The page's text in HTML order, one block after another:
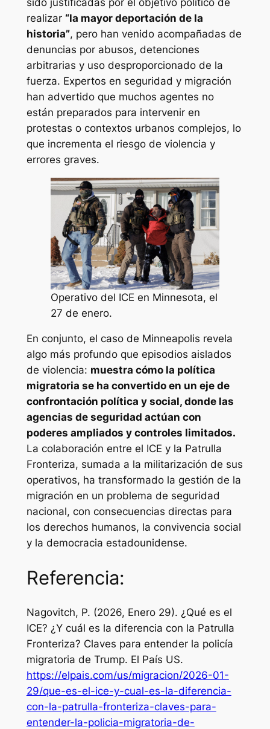
sido justificadas por el objetivo político de
realizar “la mayor deportación de la
historia”, pero han venido acompañadas de
denuncias por abusos, detenciones
arbitrarias y uso desproporcionado de la
fuerza. Expertos en seguridad y migración
han advertido que muchos agentes no
están preparados para intervenir en
protestas o contextos urbanos complejos, lo
que incrementa el riesgo de violencia y
errores graves.
Operativo del ICE en Minnesota, el
27 de enero.
En conjunto, el caso de Minneapolis revela
algo más profundo que episodios aislados
de violencia: muestra cómo la política
migratoria se ha convertido en un eje de
confrontación política y social, donde las
agencias de seguridad actúan con
poderes ampliados y controles limitados.
La colaboración entre el ICE y la Patrulla
Fronteriza, sumada a la militarización de sus
operativos, ha transformado la gestión de la
migración en un problema de seguridad
nacional, con consecuencias directas para
los derechos humanos, la convivencia social
y la democracia estadounidense.
Referencia:
Nagovitch, P. (2026, Enero 29). ¿Qué es el
ICE? ¿Y cuál es la diferencia con la Patrulla
Fronteriza? Claves para entender la policía
migratoria de Trump. El País US.
https://elpais.com/us/migracion/2026-01-
29/que-es-el-ice-y-cual-es-la-diferencia-
con-la-patrulla-fronteriza-claves-para-
entender-la-policia-migratoria-de-